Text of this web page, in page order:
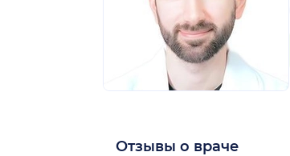
Отзывы о враче